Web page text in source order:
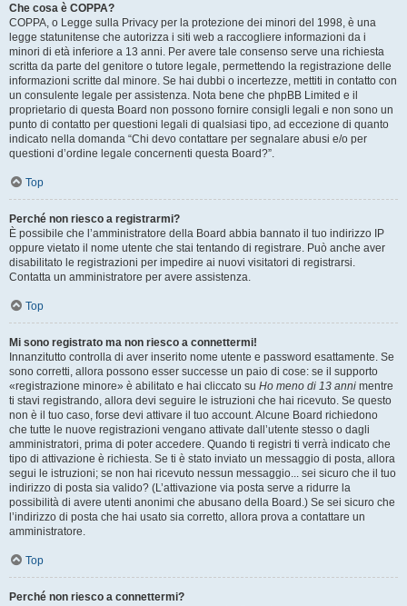
Che cosa è COPPA?
COPPA, o Legge sulla Privacy per la protezione dei minori del 1998, è una
legge statunitense che autorizza i siti web a raccogliere informazioni da i
minori di età inferiore a 13 anni. Per avere tale consenso serve una richiesta
scritta da parte del genitore o tutore legale, permettendo la registrazione delle
informazioni scritte dal minore. Se hai dubbi o incertezze, mettiti in contatto con
un consulente legale per assistenza. Nota bene che phpBB Limited e il
proprietario di questa Board non possono fornire consigli legali e non sono un
punto di contatto per questioni legali di qualsiasi tipo, ad eccezione di quanto
indicato nella domanda “Chi devo contattare per segnalare abusi e/o per
questioni d’ordine legale concernenti questa Board?”.
Top
Perché non riesco a registrarmi?
È possibile che l’amministratore della Board abbia bannato il tuo indirizzo IP
oppure vietato il nome utente che stai tentando di registrare. Può anche aver
disabilitato le registrazioni per impedire ai nuovi visitatori di registrarsi.
Contatta un amministratore per avere assistenza.
Top
Mi sono registrato ma non riesco a connettermi!
Innanzitutto controlla di aver inserito nome utente e password esattamente. Se
sono corretti, allora possono esser successe un paio di cose: se il supporto
«registrazione minore» è abilitato e hai cliccato su Ho meno di 13 anni mentre
ti stavi registrando, allora devi seguire le istruzioni che hai ricevuto. Se questo
non è il tuo caso, forse devi attivare il tuo account. Alcune Board richiedono
che tutte le nuove registrazioni vengano attivate dall’utente stesso o dagli
amministratori, prima di poter accedere. Quando ti registri ti verrà indicato che
tipo di attivazione è richiesta. Se ti è stato inviato un messaggio di posta, allora
segui le istruzioni; se non hai ricevuto nessun messaggio... sei sicuro che il tuo
indirizzo di posta sia valido? (L’attivazione via posta serve a ridurre la
possibilità di avere utenti anonimi che abusano della Board.) Se sei sicuro che
l’indirizzo di posta che hai usato sia corretto, allora prova a contattare un
amministratore.
Top
Perché non riesco a connettermi?